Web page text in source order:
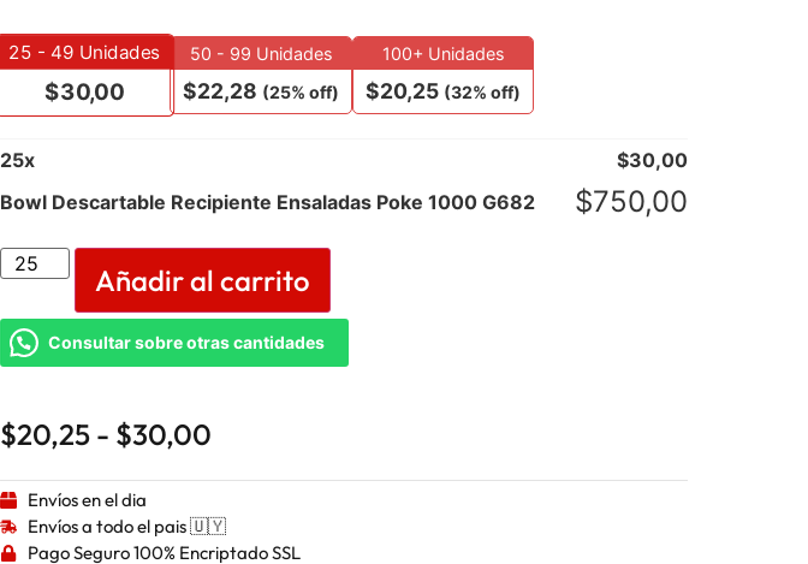
25 - 49 Unidades
$30,00
50 - 99 Unidades
$22,28 (25% off)
100+ Unidades
$20,25 (32% off)
25x $30,00
Bowl Descartable Recipiente Ensaladas Poke 1000 G682
$750,00
Añadir al carrito
Consultar sobre otras cantidades
$20,25 - $30,00
Envíos en el dia
Envíos a todo el pais 🇺🇾
Pago Seguro 100% Encriptado SSL